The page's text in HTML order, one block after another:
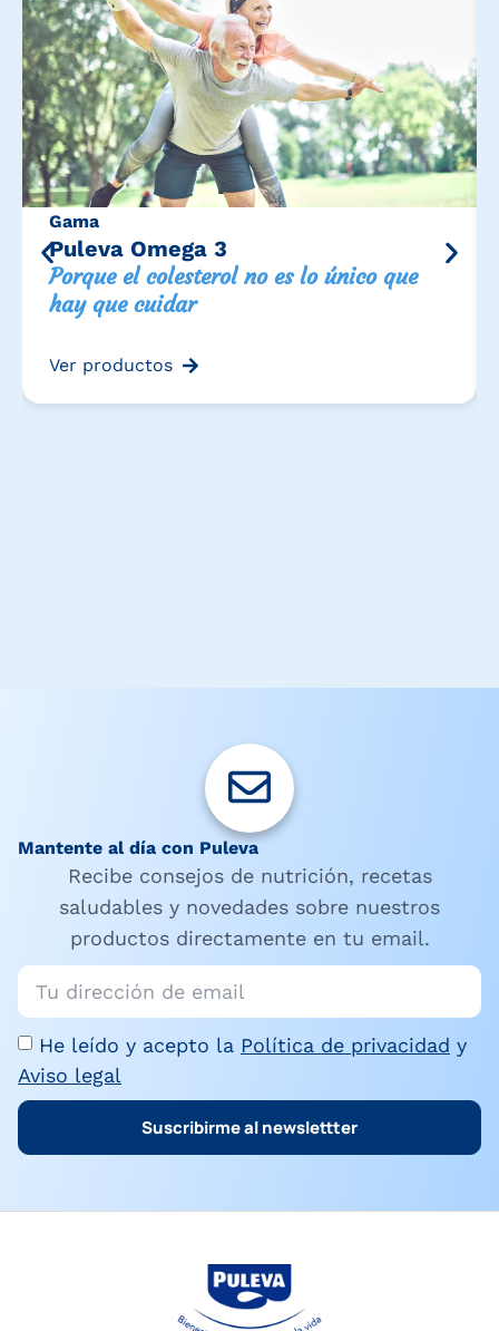
Gama
Puleva Omega 3
Porque el colesterol no es lo único que
hay que cuidar
Ver productos
Mantente al día con Puleva
Recibe consejos de nutrición, recetas
saludables y novedades sobre nuestros
productos directamente en tu email.
He leído y acepto la Política de privacidad y
Aviso legal
Suscribirme al newslettter